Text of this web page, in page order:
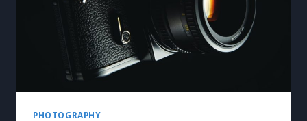
PHOTOGRAPHY